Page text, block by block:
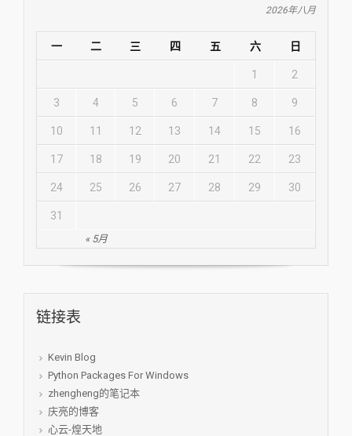
2026年八月
一 二 三 四 五 六 日
« 5月
1 2
3 4 5 6 7 8 9
10 11 12 13 14 15 16
17 18 19 20 21 22 23
24 25 26 27 28 29 30
31
链接表
Kevin Blog
Python Packages For Windows
zhengheng的笔记本
庆亮的博客
心云-煌天地